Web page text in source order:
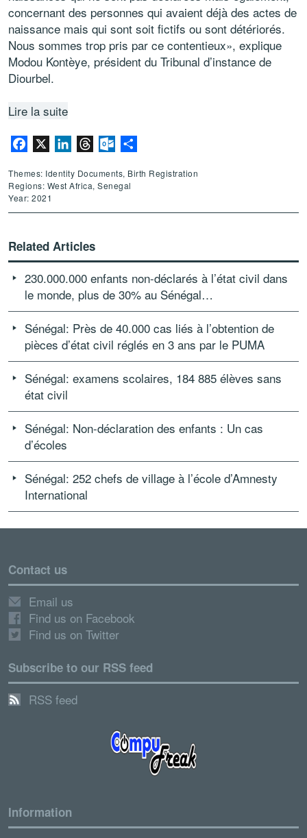
concernant des personnes qui avaient déjà des actes de
naissance mais qui sont soit fictifs ou sont détériorés.
Nous sommes trop pris par ce contentieux», explique
Modou Kontèye, président du Tribunal d’instance de
Diourbel.
Lire la suite
Facebook LinkedInThreadsOutlook.com
Themes: Identity Documents, Birth Registration
Regions: West Africa, Senegal
Year: 2021
Related Articles
230.000.000 enfants non-déclarés à l’état civil dans
le monde, plus de 30% au Sénégal…
Sénégal: Près de 40.000 cas liés à l’obtention de
pièces d’état civil réglés en 3 ans par le PUMA
Sénégal: examens scolaires, 184 885 élèves sans
état civil
Sénégal: Non-déclaration des enfants : Un cas
d’écoles
Sénégal: 252 chefs de village à l’école d’Amnesty
International
Contact us
Email us
Find us on Facebook
Find us on Twitter
Subscribe to our RSS feed
RSS feed
Information